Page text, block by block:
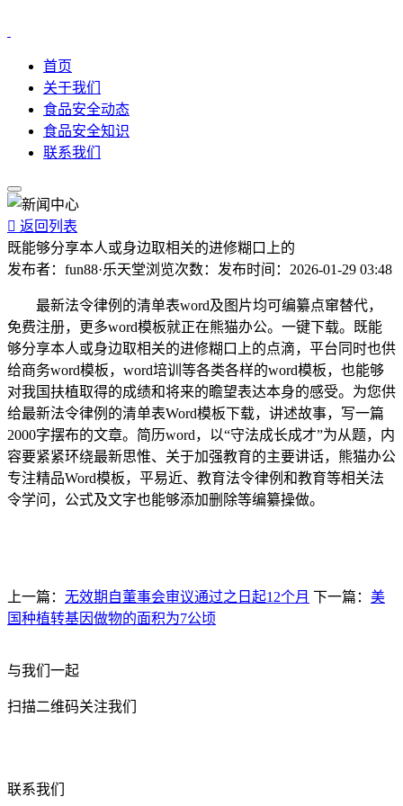
首页
关于我们
食品安全动态
食品安全知识
联系我们
 返回列表
既能够分享本人或身边取相关的进修糊口上的
发布者： fun88·乐天堂浏览次数： 发布时间： 2026-01-29 03:48
最新法令律例的清单表word及图片均可编纂点窜替代，
免费注册，更多word模板就正在熊猫办公。一键下载。既能
够分享本人或身边取相关的进修糊口上的点滴，平台同时也供
给商务word模板，word培训等各类各样的word模板，也能够
对我国扶植取得的成绩和将来的瞻望表达本身的感受。为您供
给最新法令律例的清单表Word模板下载，讲述故事，写一篇
2000字摆布的文章。简历word，以“守法成长成才”为从题，内
容要紧紧环绕最新思惟、关于加强教育的主要讲话，熊猫办公
专注精品Word模板，平易近、教育法令律例和教育等相关法
令学问，公式及文字也能够添加删除等编纂操做。
上一篇： 无效期自董事会审议通过之日起12个月 下一篇： 美
国种植转基因做物的面积为7公顷
与我们一起
扫描二维码关注我们
联系我们